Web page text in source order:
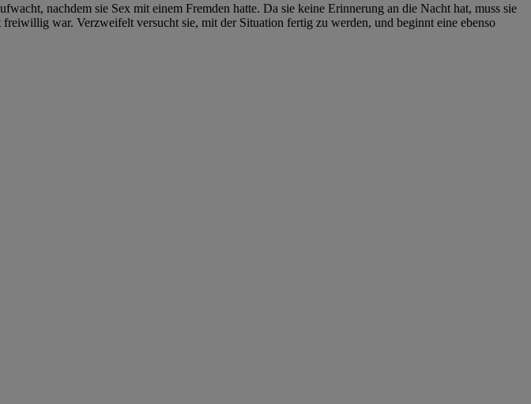
nachdem sie Sex mit einem Fremden hatte. Da sie keine Erinnerung an die Nacht hat, muss sie
war. Verzweifelt versucht sie, mit der Situation fertig zu werden, und beginnt eine ebenso